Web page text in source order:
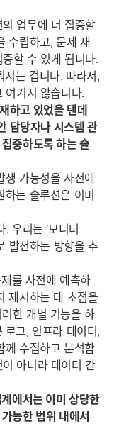
업무에 더 집중할
수립하고, 문제 재
할 수 있게 됩니다.
지는 겁니다. 따라서,
여기지 않습니다.
하고 있었을 텐데
담당자나 시스템 관
중하도록 하는 솔
가능성을 사전에
는 솔루션은 이미
우리는 ‘모니터
발전하는 방향을 추
를 사전에 예측하
제시하는 데 초점을
한 개별 기능을 하
로그, 인프라 데이터,
께 수집하고 분석함
아니라 데이터 간
에서는 이미 상당한
능한 범위 내에서